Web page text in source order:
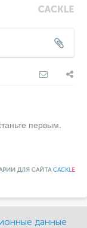
первым.
ДЛЯ САЙТАCACKLE
данные